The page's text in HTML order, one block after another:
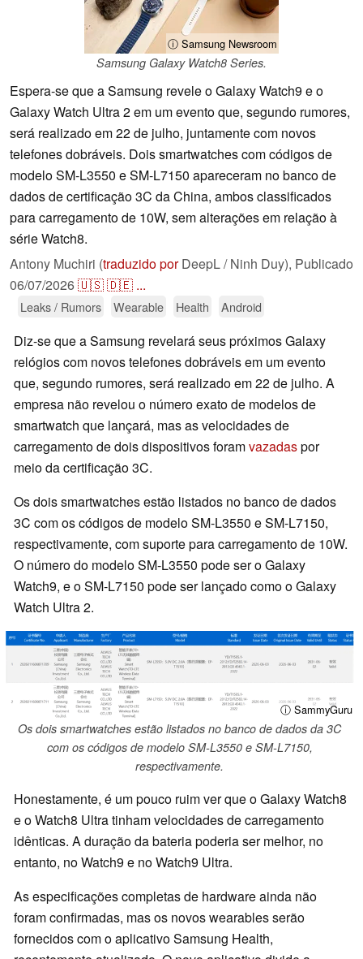
ⓘ Samsung Newsroom
Samsung Galaxy Watch8 Series.
Espera-se que a Samsung revele o Galaxy Watch9 e o
Galaxy Watch Ultra 2 em um evento que, segundo rumores,
será realizado em 22 de julho, juntamente com novos
telefones dobráveis. Dois smartwatches com códigos de
modelo SM-L3550 e SM-L7150 apareceram no banco de
dados de certificação 3C da China, ambos classificados
para carregamento de 10W, sem alterações em relação à
série Watch8.
Antony Muchiri (traduzido porDeepL / Ninh Duy), Publicado
06/07/2026🇺🇸🇩🇪 ...
Leaks / Rumors Wearable Health Android
Diz-se que a Samsung revelará seus próximos Galaxy
relógios com novos telefones dobráveis em um evento
que, segundo rumores, será realizado em 22 de julho. A
empresa não revelou o número exato de modelos de
smartwatch que lançará, mas as velocidades de
carregamento de dois dispositivos foramvazadaspor
meio da certificação 3C.
Os dois smartwatches estão listados no banco de dados
3C com os códigos de modelo SM-L3550 e SM-L7150,
respectivamente, com suporte para carregamento de 10W.
O número do modelo SM-L3550 pode ser o Galaxy
Watch9, e o SM-L7150 pode ser lançado como o Galaxy
Watch Ultra 2.
ⓘ SammyGuru
Os dois smartwatches estão listados no banco de dados da 3C
com os códigos de modelo SM-L3550 e SM-L7150,
respectivamente.
Honestamente, é um pouco ruim ver que o Galaxy Watch8
e o Watch8 Ultra tinham velocidades de carregamento
idênticas. A duração da bateria poderia ser melhor, no
entanto, no Watch9 e no Watch9 Ultra.
As especificações completas de hardware ainda não
foram confirmadas, mas os novos wearables serão
fornecidos com o aplicativo Samsung Health,